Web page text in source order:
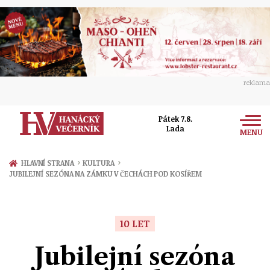
reklama
Pátek 7.8.
Lada
MENU
Zprávy
Přerov
Ekonomika
Ženy
Sport
HLAVNÍ STRANA › KULTURA ›
JUBILEJNÍ SEZÓNA NA ZÁMKU V ČECHÁCH POD KOSÍŘEM
10 LET
Jubilejní sezóna